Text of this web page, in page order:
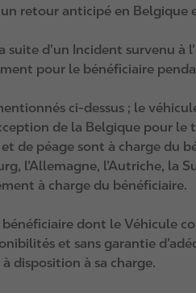
retour anticipé en Belgique
d’un Incident survenu à
pour le bénéficiaire
ci‑dessus ; le
de la Belgique pour le
de péage sont à charge du
l’Allemagne, l’Autriche, la
à charge du bénéficiaire.
dont le Véhicule
et sans garantie
disposition à sa charge.